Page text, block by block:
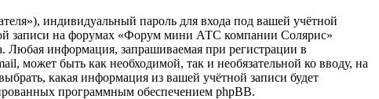
индивидуальный пароль для входа под вашей учётной
записи на форумах «Форум мини АТС компании Солярис»
Любая информация, запрашиваемая при регистрации в
может быть как необходимой, так и необязательной ко вводу, на
какая информация из вашей учётной записи будет
программным обеспечением phpBB.